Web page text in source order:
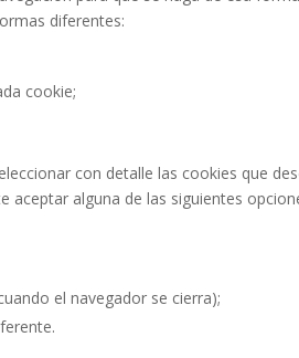
diferentes:
cookie;
con detalle las cookies que
aceptar alguna de las siguientes
el navegador se cierra);